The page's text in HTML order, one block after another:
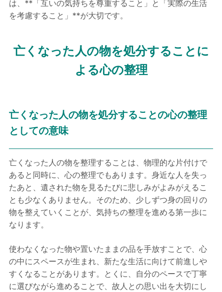
は、**「互いの気持ちを尊重すること」と「実際の生活
を考慮すること」**が大切です。
亡くなった人の物を処分することに
よる心の整理
亡くなった人の物を処分することの心の整理
としての意味
亡くなった人の物を整理することは、物理的な片付けで
あると同時に、心の整理でもあります。身近な人を失っ
たあと、遺された物を見るたびに悲しみがよみがえるこ
とも少なくありません。そのため、少しずつ身の回りの
物を整えていくことが、気持ちの整理を進める第一歩に
なります。
使わなくなった物や置いたままの品を手放すことで、心
の中にスペースが生まれ、新たな生活に向けて前進しや
すくなることがあります。とくに、自分のペースで丁寧
に選びながら進めることで、故人との思い出を大切にし